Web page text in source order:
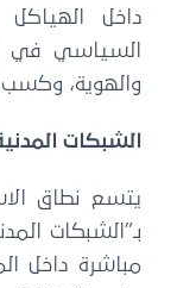
داخل الهياكل
السياسي في
والهوية، وكسب
الشبكات المدنية
يتسع نطاق
بـ”الشبكات
مباشرة داخل